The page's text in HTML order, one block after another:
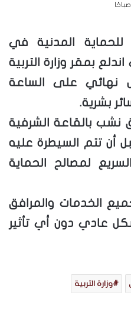
للحماية المدنية في
بمقر وزارة التربية
نهائي على الساعة
نشب بالقاعة الشرفية
أن تتم السيطرة عليه
لمصالح الحماية
الخدمات والمرافق
عادي دون أي تأثير
وزارة التربية